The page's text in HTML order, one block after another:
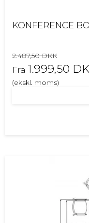
KONFERENCE
2.487,50 DKK
Fra 1.999,50
(ekskl. moms)